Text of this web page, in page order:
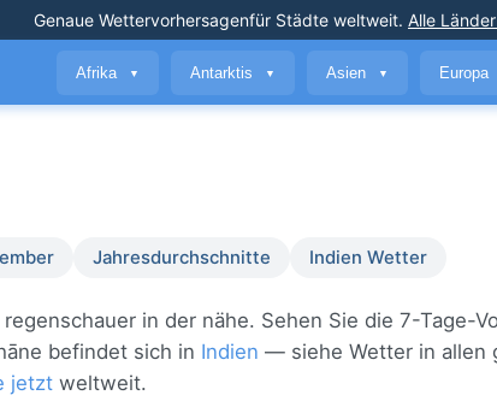
Genaue Wettervorhersagenfür Städte weltweit. Alle
Afrika ▼ Antarktis ▼ Asien ▼ Europa
Jahresdurchschnitte Indien Wetter
in der nähe. Sehen Sie die 7-Tage-
befindet sich in Indien — siehe Wetter in allen
jetzt weltweit.